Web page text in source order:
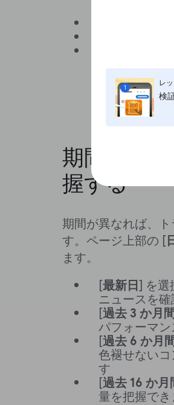
1
レ
検
]
期間に基
握する
期間が異なれば、
す。ページ上部の [
ます。
[最新日 ] を選
ニュースを
[過去 3 か月間
パフォーマ
[過去 6 か月間
色褪せない
す
[過去 16 か月
量を把握でき